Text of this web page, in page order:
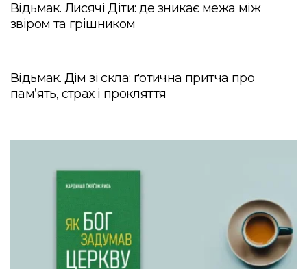
Відьмак. Лисячі Діти: де зникає межа між
звіром та грішником
Відьмак. Дім зі скла: ґотична притча про
пам’ять, страх і прокляття